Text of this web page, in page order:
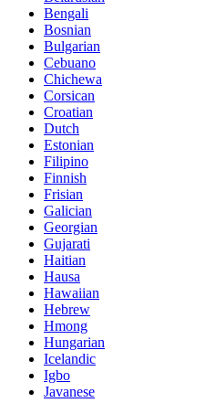
Bengali
Bosnian
Bulgarian
Cebuano
Chichewa
Corsican
Croatian
Dutch
Estonian
Filipino
Finnish
Frisian
Galician
Georgian
Gujarati
Haitian
Hausa
Hawaiian
Hebrew
Hmong
Hungarian
Icelandic
Igbo
Javanese